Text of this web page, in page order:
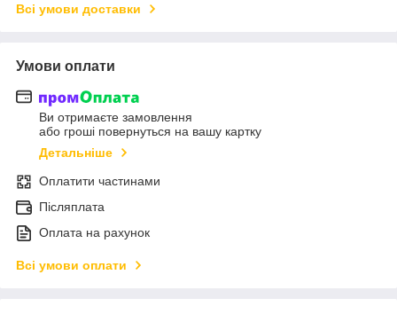
Всі умови доставки
Умови оплати
Ви отримаєте замовлення
або гроші повернуться на вашу картку
Детальніше
Оплатити частинами
Післяплата
Оплата на рахунок
Всі умови оплати